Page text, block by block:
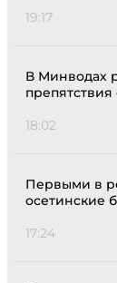
19:17
В Минводах
18:02
Первыми в
осетинские
17:24